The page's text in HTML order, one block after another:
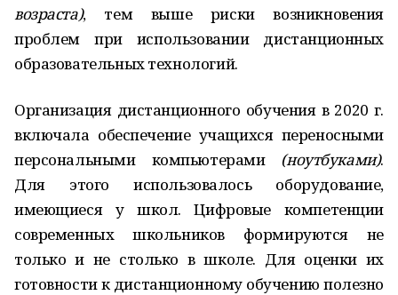
возраста), тем выше риски возникновения
проблем при использовании дистанционных
образовательных технологий.
Организация дистанционного обучения в 2020 г.
включала обеспечение учащихся переносными
персональными компьютерами (ноутбуками).
Для этого использовалось оборудование,
имеющиеся у школ. Цифровые компетенции
современных школьников формируются не
только и не столько в школе. Для оценки их
готовности к дистанционному обучению полезно